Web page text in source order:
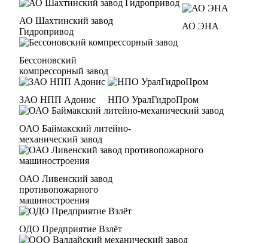
АО Шахтинский завод
Гидропривод
АО ЭНА
Бессоновский
компрессорный завод
ЗАО НПП Адонис НПО УралГидроПром
ОАО Баймакский литейно-
механический завод
ОАО Ливенский завод
противопожарного
машиностроения
ОДО Предприятие Взлёт